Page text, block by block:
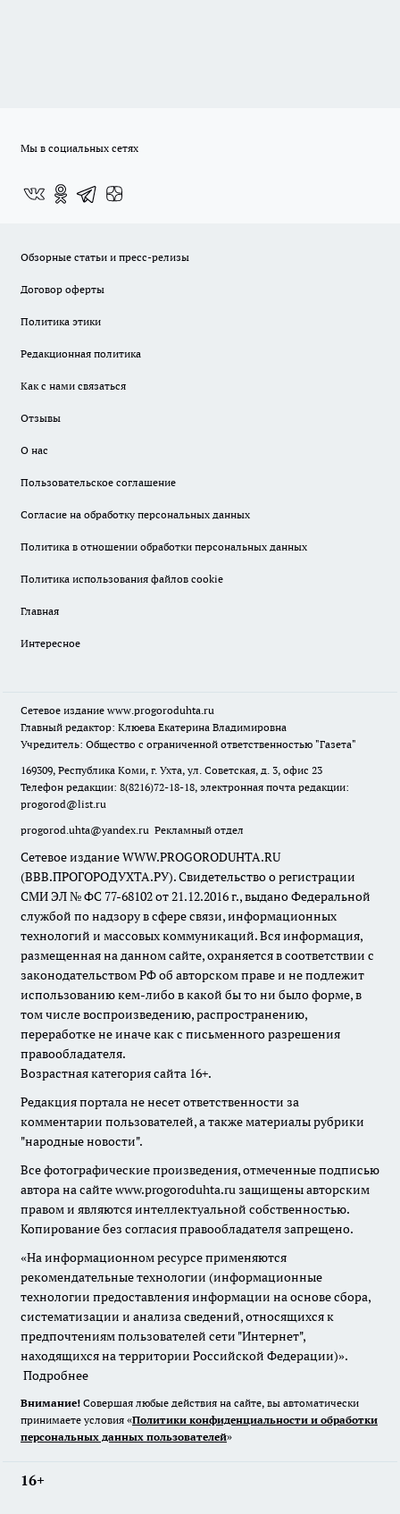
Мы в социальных сетях
Обзорные статьи и пресс-релизы
Договор оферты
Политика этики
Редакционная политика
Как с нами связаться
Отзывы
О нас
Пользовательское соглашение
Согласие на обработку персональных данных
Политика в отношении обработки персональных данных
Политика использования файлов cookie
Главная
Интересное
Сетевое издание www.progoroduhta.ru
Главный редактор: Клюева Екатерина Владимировна
Учредитель: Общество с ограниченной ответственностью "Газета"
169309, Республика Коми, г. Ухта, ул. Советская, д. 3, офис 23
Телефон редакции: 8(8216)72-18-18, электронная почта редакции:
progorod@list.ru
progorod.uhta@yandex.ru Рекламный отдел
Сетевое издание WWW.PROGORODUHTA.RU
(ВВВ.ПРОГОРОДУХТА.РУ). Свидетельство о регистрации
СМИ ЭЛ № ФС 77-68102 от 21.12.2016 г., выдано Федеральной
службой по надзору в сфере связи, информационных
технологий и массовых коммуникаций. Вся информация,
размещенная на данном сайте, охраняется в соответствии с
законодательством РФ об авторском праве и не подлежит
использованию кем-либо в какой бы то ни было форме, в
том числе воспроизведению, распространению,
переработке не иначе как с письменного разрешения
правообладателя.
Возрастная категория сайта 16+.
Редакция портала не несет ответственности за
комментарии пользователей, а также материалы рубрики
"народные новости".
Все фотографические произведения, отмеченные подписью
автора на сайте www.progoroduhta.ru защищены авторским
правом и являются интеллектуальной собственностью.
Копирование без согласия правообладателя запрещено.
«На информационном ресурсе применяются
рекомендательные технологии (информационные
технологии предоставления информации на основе сбора,
систематизации и анализа сведений, относящихся к
предпочтениям пользователей сети "Интернет",
находящихся на территории Российской Федерации)».
Подробнее
Внимание! Совершая любые действия на сайте, вы автоматически
принимаете условия «Политики конфиденциальности и обработки
персональных данных пользователей»
16+